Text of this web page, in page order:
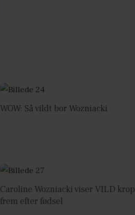
WOW: Så vildt bor Wozniacki
Caroline Wozniacki viser VILD krop
frem efter fødsel